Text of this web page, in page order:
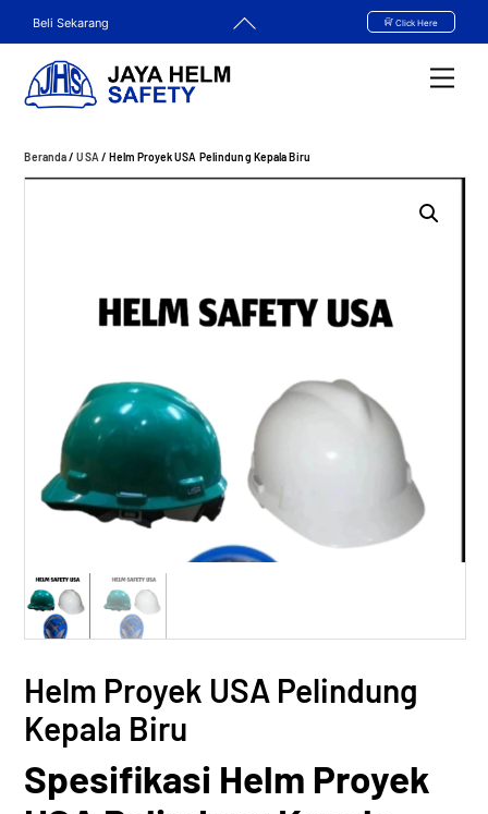
content
Beli Sekarang Click Here
Beranda/USA / Helm Proyek USA Pelindung Kepala Biru
Helm Proyek USA Pelindung
Kepala Biru
Spesifikasi Helm Proyek
Back
To